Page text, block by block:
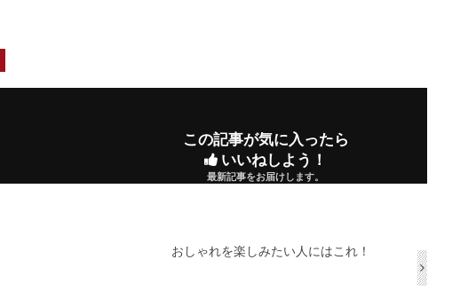
この記事が気に入ったら
いいねしよう！
最新記事をお届けします。
おしゃれを楽しみたい人にはこれ！